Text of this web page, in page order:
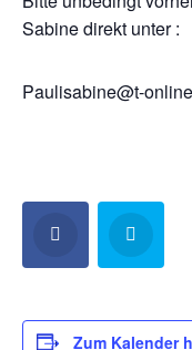
Sabine direkt unter :
Paulisabine@t-
Zum Kalender